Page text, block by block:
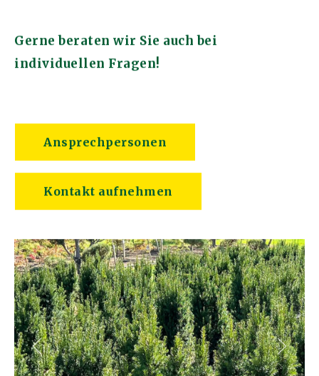
Gerne beraten wir Sie auch bei
individuellen Fragen!
Ansprechpersonen
Kontakt aufnehmen